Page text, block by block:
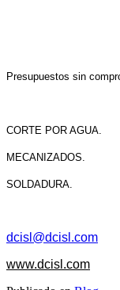
Presupuestos sin
CORTE POR AGUA.
MECANIZADOS.
SOLDADURA.
dcisl@dcisl.com
www.dcisl.com